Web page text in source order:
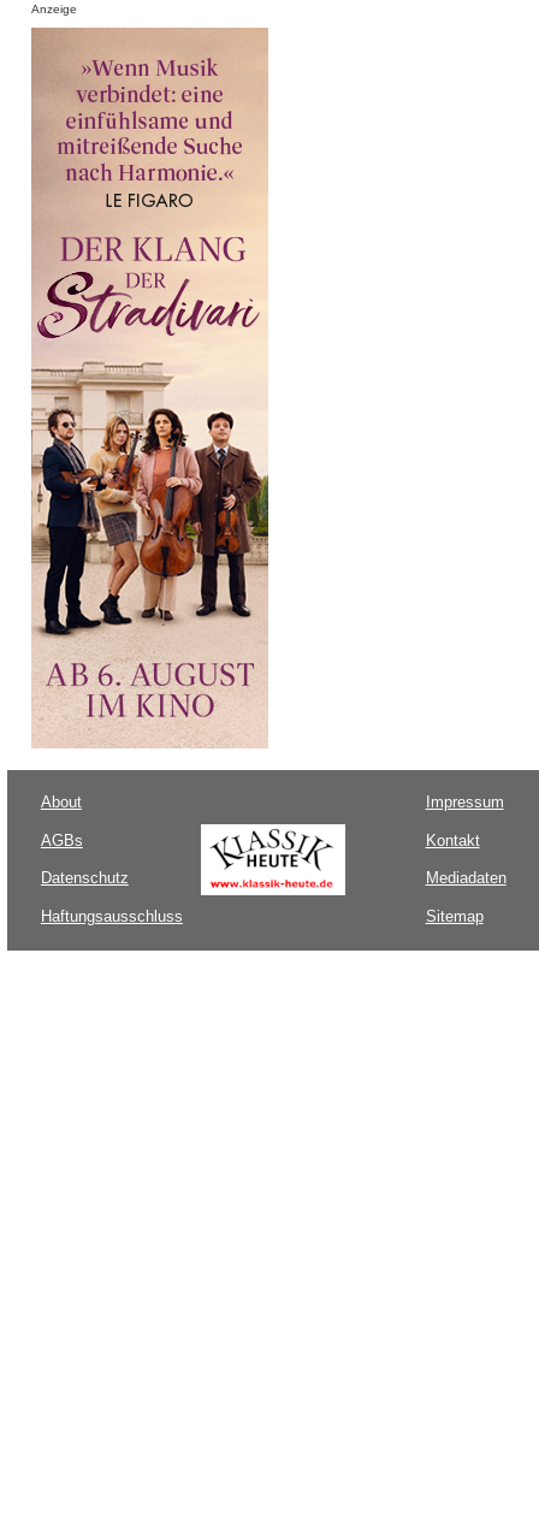
Anzeige
About
AGBs
Datenschutz
Haftungsausschluss
Impressum
Kontakt
Mediadaten
Sitemap